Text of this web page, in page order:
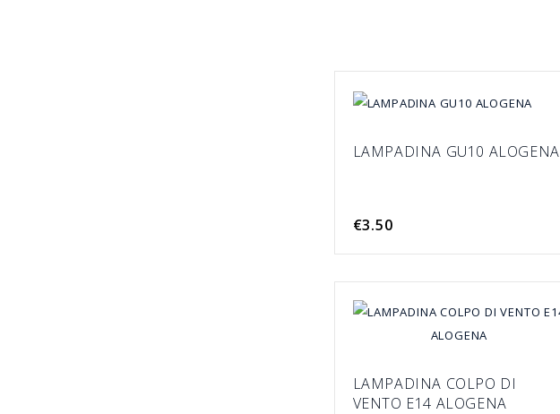
LAMPADINA GU10 ALOGENA
€3.50
LAMPADINA COLPO DI
VENTO E14 ALOGENA